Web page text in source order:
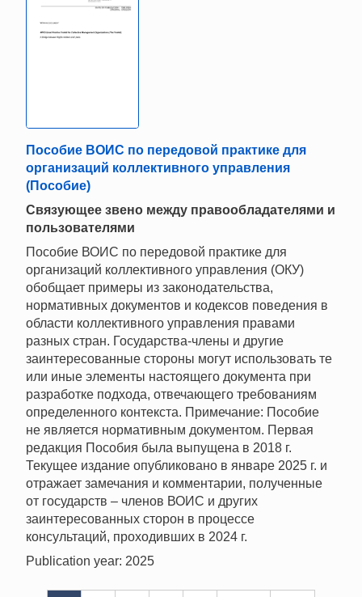
Пособие ВОИС по передовой практике для
организаций коллективного управления
(Пособие)
Связующее звено между правообладателями и
пользователями
Пособие ВОИС по передовой практике для
организаций коллективного управления (ОКУ)
обобщает примеры из законодательства,
нормативных документов и кодексов поведения в
области коллективного управления правами
разных стран. Государства-члены и другие
заинтересованные стороны могут использовать те
или иные элементы настоящего документа при
разработке подхода, отвечающего требованиям
определенного контекста. Примечание: Пособие
не является нормативным документом. Первая
редакция Пособия была выпущена в 2018 г.
Текущее издание опубликовано в январе 2025 г. и
отражает замечания и комментарии, полученные
от государств – членов ВОИС и других
заинтересованных сторон в процессе
консультаций, проходивших в 2024 г.
Publication year: 2025